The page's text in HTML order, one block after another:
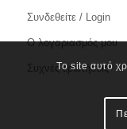
Συνδεθείτε / Login
Ο λογαριασμός μου
Συχνές ερωτήσεις
Το site αυτό